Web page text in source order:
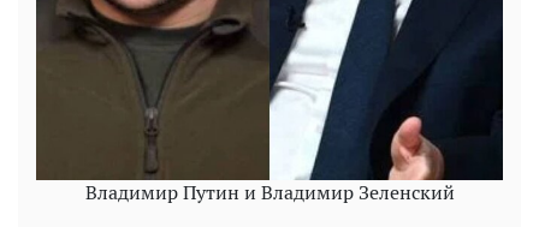
Владимир Путин и Владимир Зеленский